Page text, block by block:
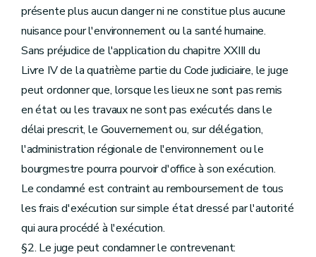
présente plus aucun danger ni ne constitue plus aucune
nuisance pour l'environnement ou la santé humaine.
Sans préjudice de l'application du chapitre XXIII du
Livre IV de la quatrième partie du Code judiciaire, le juge
peut ordonner que, lorsque les lieux ne sont pas remis
en état ou les travaux ne sont pas exécutés dans le
délai prescrit, le Gouvernement ou, sur délégation,
l'administration régionale de l'environnement ou le
bourgmestre pourra pourvoir d'office à son exécution.
Le condamné est contraint au remboursement de tous
les frais d'exécution sur simple état dressé par l'autorité
qui aura procédé à l'exécution.
§2. Le juge peut condamner le contrevenant: